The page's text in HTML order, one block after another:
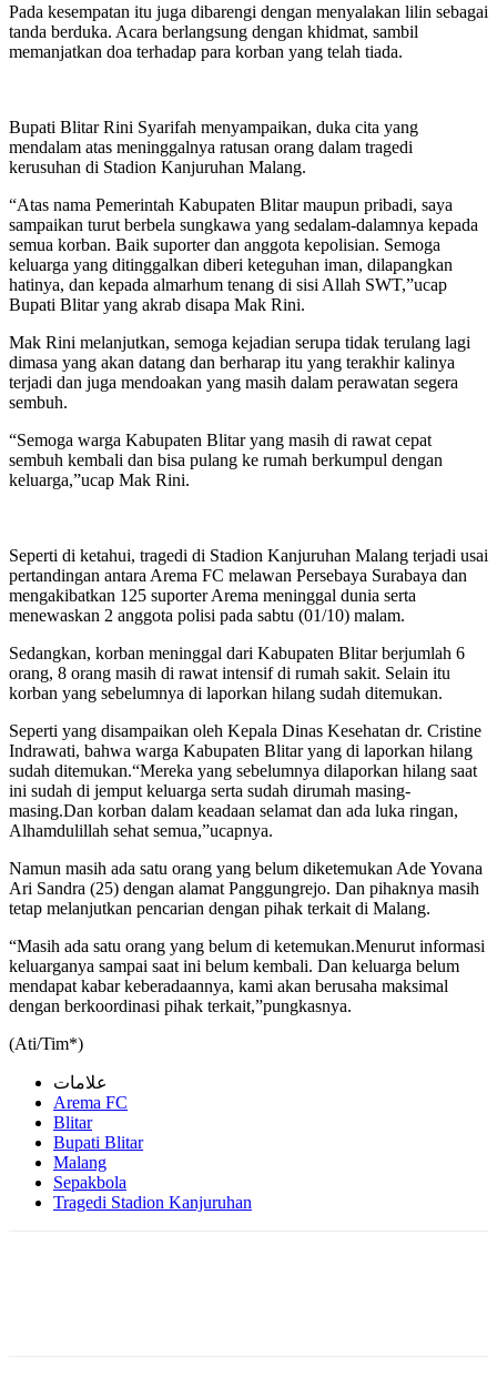
Pada kesempatan itu juga dibarengi dengan menyalakan lilin sebagai
tanda berduka. Acara berlangsung dengan khidmat, sambil
memanjatkan doa terhadap para korban yang telah tiada.
Bupati Blitar Rini Syarifah menyampaikan, duka cita yang
mendalam atas meninggalnya ratusan orang dalam tragedi
kerusuhan di Stadion Kanjuruhan Malang.
“Atas nama Pemerintah Kabupaten Blitar maupun pribadi, saya
sampaikan turut berbela sungkawa yang sedalam-dalamnya kepada
semua korban. Baik suporter dan anggota kepolisian. Semoga
keluarga yang ditinggalkan diberi keteguhan iman, dilapangkan
hatinya, dan kepada almarhum tenang di sisi Allah SWT,”ucap
Bupati Blitar yang akrab disapa Mak Rini.
Mak Rini melanjutkan, semoga kejadian serupa tidak terulang lagi
dimasa yang akan datang dan berharap itu yang terakhir kalinya
terjadi dan juga mendoakan yang masih dalam perawatan segera
sembuh.
“Semoga warga Kabupaten Blitar yang masih di rawat cepat
sembuh kembali dan bisa pulang ke rumah berkumpul dengan
keluarga,”ucap Mak Rini.
Seperti di ketahui, tragedi di Stadion Kanjuruhan Malang terjadi usai
pertandingan antara Arema FC melawan Persebaya Surabaya dan
mengakibatkan 125 suporter Arema meninggal dunia serta
menewaskan 2 anggota polisi pada sabtu (01/10) malam.
Sedangkan, korban meninggal dari Kabupaten Blitar berjumlah 6
orang, 8 orang masih di rawat intensif di rumah sakit. Selain itu
korban yang sebelumnya di laporkan hilang sudah ditemukan.
Seperti yang disampaikan oleh Kepala Dinas Kesehatan dr. Cristine
Indrawati, bahwa warga Kabupaten Blitar yang di laporkan hilang
sudah ditemukan.“Mereka yang sebelumnya dilaporkan hilang saat
ini sudah di jemput keluarga serta sudah dirumah masing-
masing.Dan korban dalam keadaan selamat dan ada luka ringan,
Alhamdulillah sehat semua,”ucapnya.
Namun masih ada satu orang yang belum diketemukan Ade Yovana
Ari Sandra (25) dengan alamat Panggungrejo. Dan pihaknya masih
tetap melanjutkan pencarian dengan pihak terkait di Malang.
“Masih ada satu orang yang belum di ketemukan.Menurut informasi
keluarganya sampai saat ini belum kembali. Dan keluarga belum
mendapat kabar keberadaannya, kami akan berusaha maksimal
dengan berkoordinasi pihak terkait,”pungkasnya.
(Ati/Tim*)
علامات
Arema FC
Blitar
Bupati Blitar
Malang
Sepakbola
Tragedi Stadion Kanjuruhan